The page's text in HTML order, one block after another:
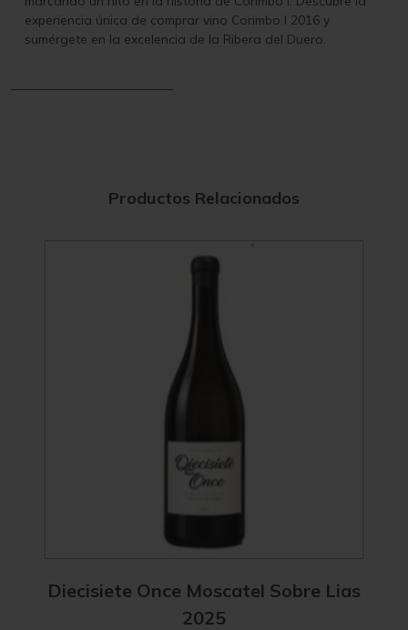
experiencia única de comprar vino Corimbo I 2016 y
sumérgete en la excelencia de la Ribera del Duero.
Productos Relacionados
Diecisiete Once Moscatel Sobre Lias
2025